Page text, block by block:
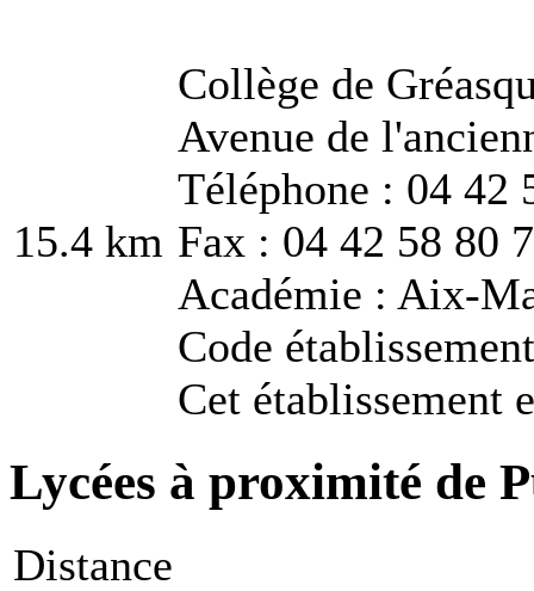
15.4 km
Collège de
Avenue de
Téléphone : 04 42
Fax : 04 42 58 80
Académie : Aix-
Code
Cet établissement
Lycées à proximité de
Distance